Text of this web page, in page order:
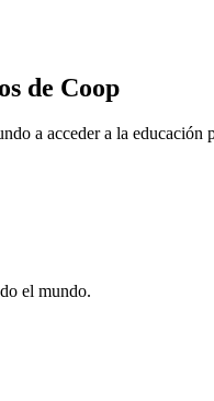
de Coop
a acceder a la educación
el mundo.